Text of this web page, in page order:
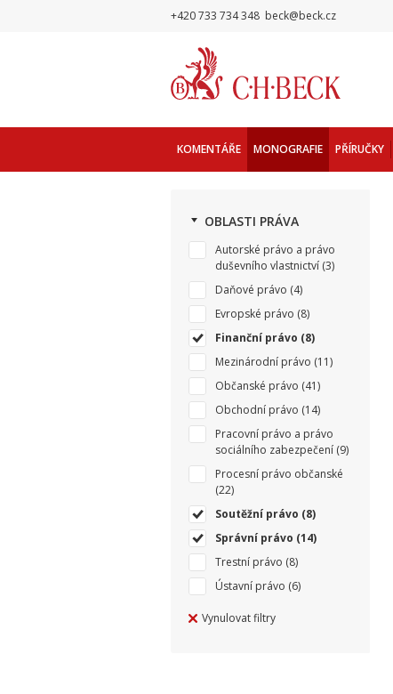
+420 733 734 348 beck@beck.cz
KOMENTÁŘE MONOGRAFIE PŘÍRUČKY
OBLASTI PRÁVA
Autorské právo a právo
duševního vlastnictví (3)
Daňové právo (4)
Evropské právo (8)
Finanční právo (8)
Mezinárodní právo (11)
Občanské právo (41)
Obchodní právo (14)
Pracovní právo a právo
sociálního zabezpečení (9)
Procesní právo občanské
(22)
Soutěžní právo (8)
Správní právo (14)
Trestní právo (8)
Ústavní právo (6)
Vynulovat filtry